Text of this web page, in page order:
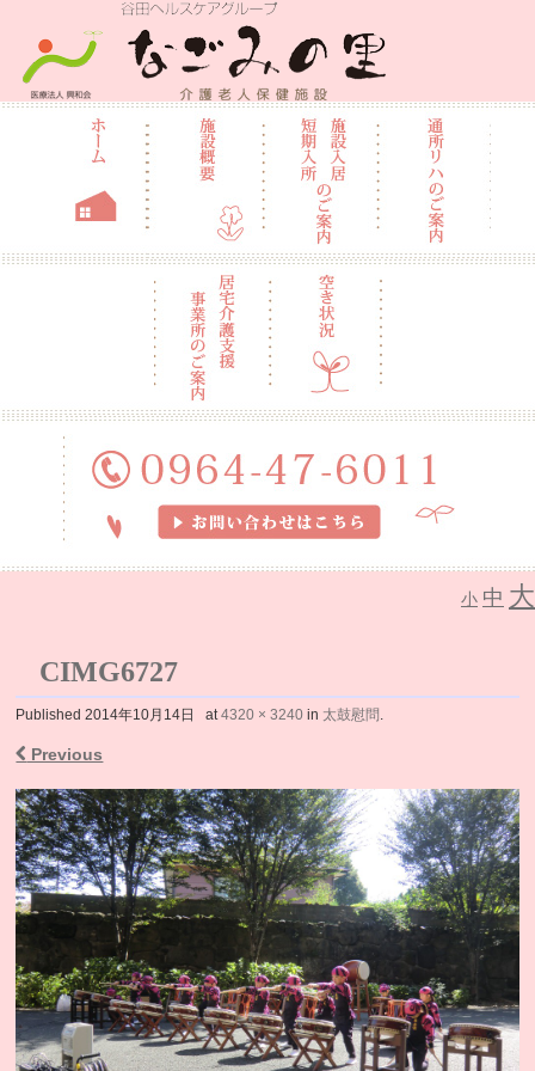
介護老人保健施設 なごみの里
小 中 大
CIMG6727
Published2014年10月14日 at4320 × 3240 in 太鼓慰問.
Previous